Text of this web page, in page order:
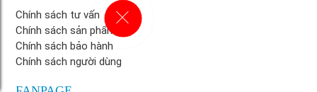
Chính sách tư vấn
Chính sách sản phẩm
Chính sách bảo hành
Chính sách người dùng